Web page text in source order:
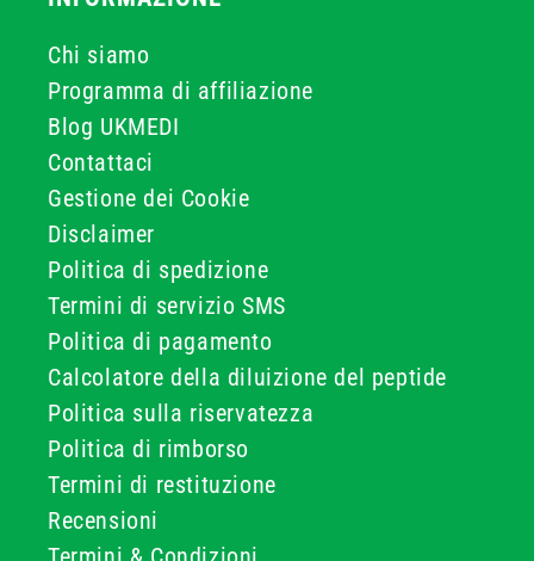
Chi siamo
Programma di affiliazione
Blog UKMEDI
Contattaci
Gestione dei Cookie
Disclaimer
Politica di spedizione
Termini di servizio SMS
Politica di pagamento
Calcolatore della diluizione del peptide
Politica sulla riservatezza
Politica di rimborso
Termini di restituzione
Recensioni